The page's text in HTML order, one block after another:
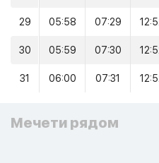
29 05:58 07:29
30 05:59 07:30
31 06:00 07:31
Мечети рядом